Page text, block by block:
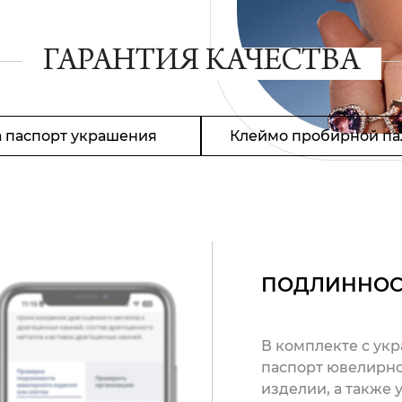
ГАРАНТИЯ КАЧЕСТВА
паспорт украшения Клеймо пробирной
В комплекте с
паспорт
изделии, а